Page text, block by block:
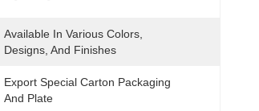
Available In Various Colors,
Designs, And Finishes
Export Special Carton Packaging
And Plate